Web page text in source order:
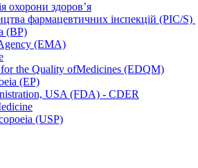
охорони здоров’я
фармацевтичних інспекцій (РIC/S)
(BP)
(EMA)
the Quality ofMedicines (EDQM)
(EP)
USA (FDA) - CDER
(USP)